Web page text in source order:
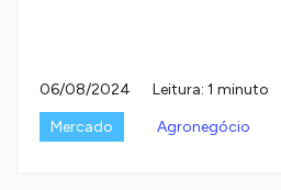
06/08/2024
Leitura: 1 minuto
Mercado
Agronegócio